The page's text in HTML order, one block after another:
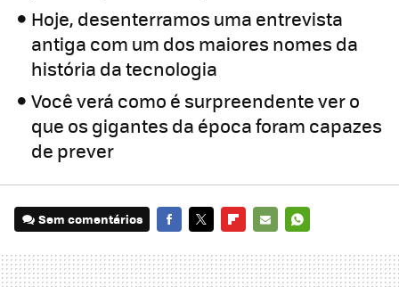
Hoje, desenterramos uma entrevista
antiga com um dos maiores nomes da
história da tecnologia
Você verá como é surpreendente ver o
que os gigantes da época foram capazes
de prever
Sem comentários
MAIL